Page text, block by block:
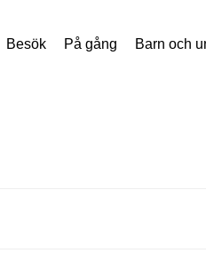
Besök På gång Barn och